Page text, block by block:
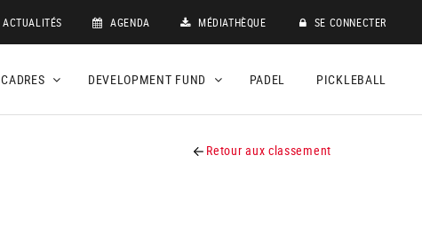
ACTUALITÉS AGENDA MÉDIATHÈQUE SE CONNECTER
CADRES DEVELOPMENT FUND PADEL PICKLEBALL
Retour aux classement